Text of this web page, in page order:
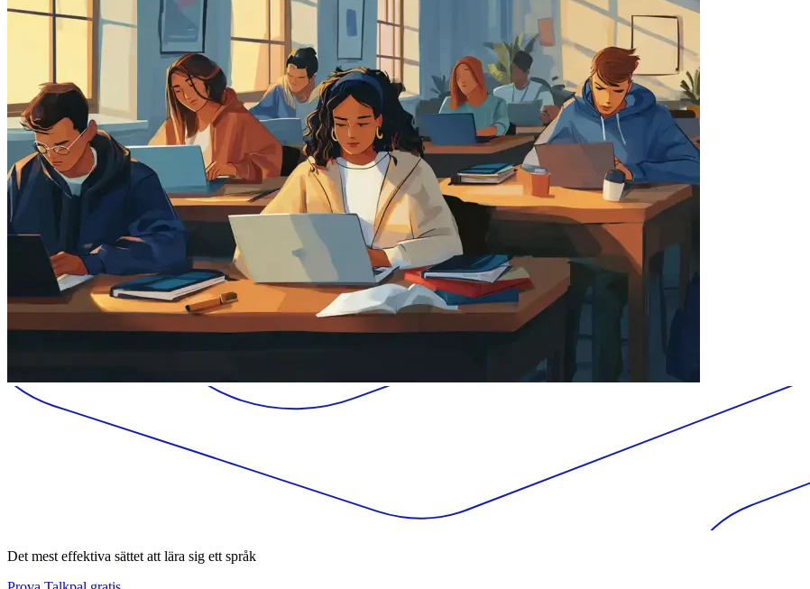
Det mest effektiva sättet att lära sig ett språk